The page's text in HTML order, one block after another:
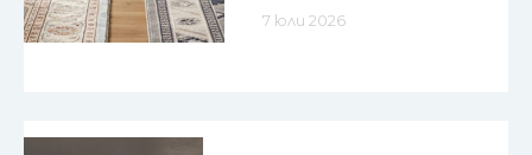
7 юли 2026